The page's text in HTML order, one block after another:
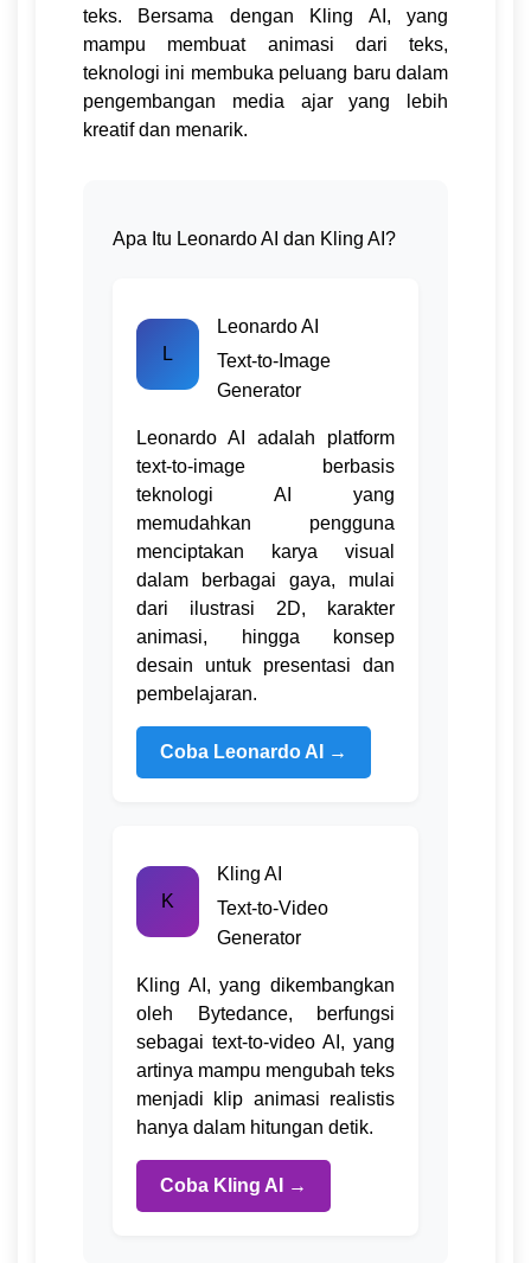
teks. Bersama dengan Kling AI, yang
mampu membuat animasi dari teks,
teknologi ini membuka peluang baru dalam
pengembangan media ajar yang lebih
kreatif dan menarik.
Apa Itu Leonardo AI dan Kling AI?
L
Leonardo AI
Text-to-Image
Generator
Leonardo AI adalah platform
text-to-image berbasis
teknologi AI yang
memudahkan pengguna
menciptakan karya visual
dalam berbagai gaya, mulai
dari ilustrasi 2D, karakter
animasi, hingga konsep
desain untuk presentasi dan
pembelajaran.
Coba Leonardo AI →
K
Kling AI
Text-to-Video
Generator
Kling AI, yang dikembangkan
oleh Bytedance, berfungsi
sebagai text-to-video AI, yang
artinya mampu mengubah teks
menjadi klip animasi realistis
hanya dalam hitungan detik.
Coba Kling AI →